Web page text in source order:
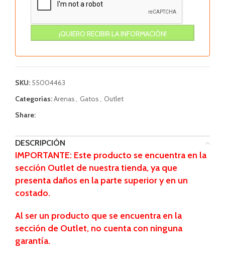
SKU: 55004463
Categorías:Arenas, Gatos, Outlet
Share:
DESCRIPCIÓN
IMPORTANTE: Este producto se encuentra en la
sección Outlet de nuestra tienda, ya que
presenta daños en la parte superior y en un
costado.
Al ser un producto que se encuentra en la
sección de Outlet, no cuenta con ninguna
garantía.